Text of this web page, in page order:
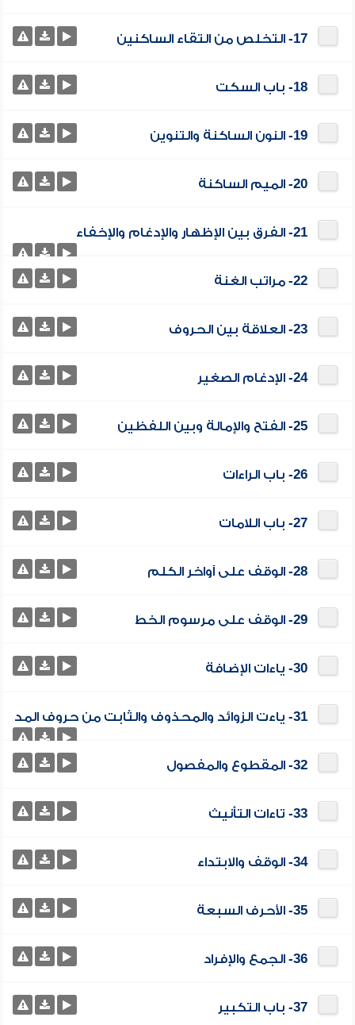
17- التخلص من التقاء الساكنين
18- باب السكت
19- النون الساكنة والتنوين
20- الميم الساكنة
21- الفرق بين الإظهار والإدغام والإخفاء
22- مراتب الغنة
23- العلاقة بين الحروف
24- الإدغام الصغير
25- الفتح والإمالة وبين اللفظين
26- باب الراءات
27- باب اللامات
28- الوقف على آواخر الكلم
29- الوقف على مرسوم الخط
30- ياءات الإضافة
31- ياءت الزوائد والمحذوف والثابت من حروف المد
32- المقطوع والمفصول
33- تاءات التأنيث
34- الوقف والابتداء
35- الأحرف السبعة
36- الجمع والإفراد
37- باب التكبير